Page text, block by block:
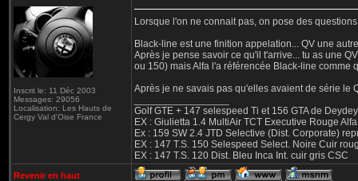
Inscrit le: 11 Déc 2003
Messages: 29056
Localisation: Les Hauts de
Cergy Val d'Oise France
Lorsque l'on ne connait pas, on pose des
Black-line est une finition appelation... QV une
Après je pense savoir ce qu'il t'arrive... tu as une
ou 150) mais Alfa l'a référencée Black-line comme
Après je ne savais pas qu'elles avaient de série le
Golf GTE + 147 selespeed Ti et 156 GTA de
EX : Giulietta 1.4 MultiAir TCT Executive Rouge
Ex : 159 SW 2.4 JTD Selective (Dist. Corporate)
EX : 147 T.S. 150 Selespeed Select. Noire Cuir
EX : 147 T.S. 120 Dist. Bleu Inca Int. cuir gris CSC
Revenir en haut